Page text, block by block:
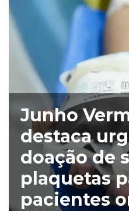
Junho
destaca
doação de
plaquetas
pacientes